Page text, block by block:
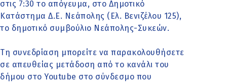
στις 7:30 το απόγευμα, στο Δημοτικό
Κατάστημα Δ.Ε. Νεάπολης (Ελ. Βενιζέλου 125),
το δημοτικό συμβούλιο Νεάπολης-Συκεών.
Τη συνεδρίαση μπορείτε να παρακολουθήσετε
σε απευθείας μετάδοση από το κανάλι του
δήμου στο Youtube στο σύνδεσμο που